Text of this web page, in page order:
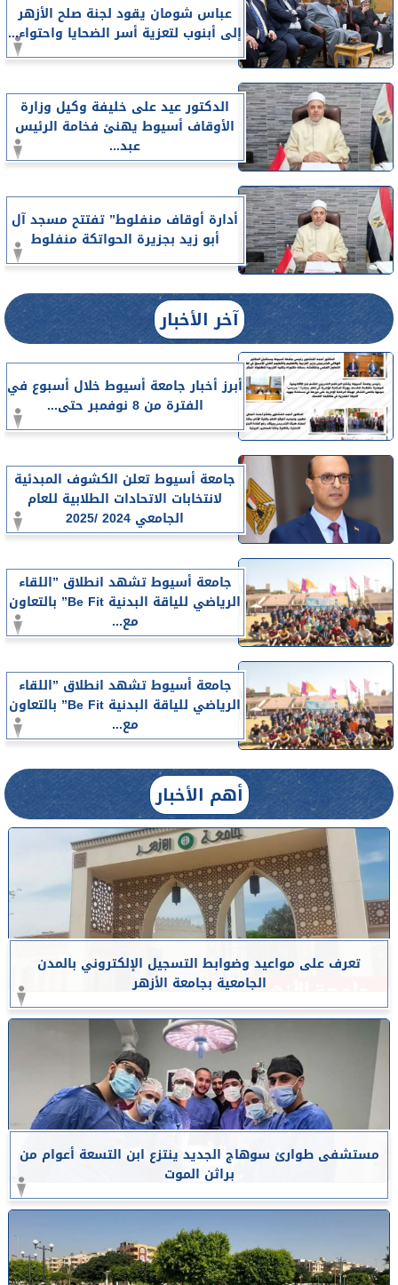
عباس شومان يقود لجنة صلح الأزهر
إلى أبنوب لتعزية أسر الضحايا واحتواء...
الدكتور عيد على خليفة وكيل وزارة
الأوقاف أسيوط يهنئ فخامة الرئيس
عبد...
أدارة أوقاف منفلوط” تفتتح مسجد آل
أبو زيد بجزيرة الحواتكة منفلوط
آخر الأخبار
أبرز أخبار جامعة أسيوط خلال أسبوع في
الفترة من 8 نوفمبر حتى...
جامعة أسيوط تعلن الكشوف المبدئية
لانتخابات الاتحادات الطلابية للعام
الجامعي 2024 /2025
جامعة أسيوط تشهد انطلاق ”اللقاء
الرياضي للياقة البدنية Be Fit” بالتعاون
مع...
جامعة أسيوط تشهد انطلاق ”اللقاء
الرياضي للياقة البدنية Be Fit” بالتعاون
مع...
أهم الأخبار
تعرف على مواعيد وضوابط التسجيل الإلكتروني بالمدن
الجامعية بجامعة الأزهر
مستشفى طوارئ سوهاج الجديد ينتزع ابن التسعة أعوام من
براثن الموت